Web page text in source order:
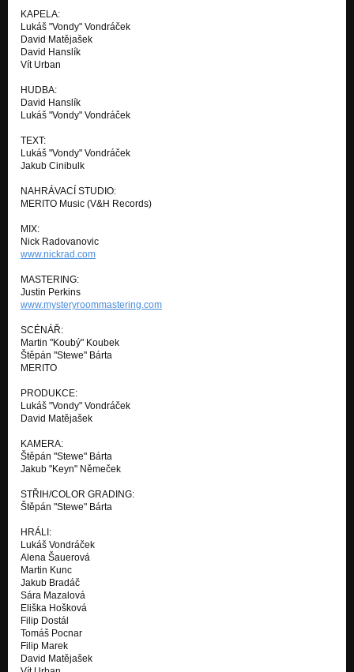
KAPELA:
Lukáš "Vondy" Vondráček
David Matějašek
David Hanslík
Vít Urban
HUDBA:
David Hanslík
Lukáš "Vondy" Vondráček
TEXT:
Lukáš "Vondy" Vondráček
Jakub Cinibulk
NAHRÁVACÍ STUDIO:
MERITO Music (V&H Records)
MIX:
Nick Radovanovic
www.nickrad.com
MASTERING:
Justin Perkins
www.mysteryroommastering.com
SCÉNÁŘ:
Martin "Koubý" Koubek
Štěpán "Stewe" Bárta
MERITO
PRODUKCE:
Lukáš "Vondy" Vondráček
David Matějašek
KAMERA:
Štěpán "Stewe" Bárta
Jakub "Keyn" Němeček
STŘIH/COLOR GRADING:
Štěpán "Stewe" Bárta
HRÁLI:
Lukáš Vondráček
Alena Šauerová
Martin Kunc
Jakub Bradáč
Sára Mazalová
Eliška Hošková
Filip Dostál
Tomáš Pocnar
Filip Marek
David Matějašek